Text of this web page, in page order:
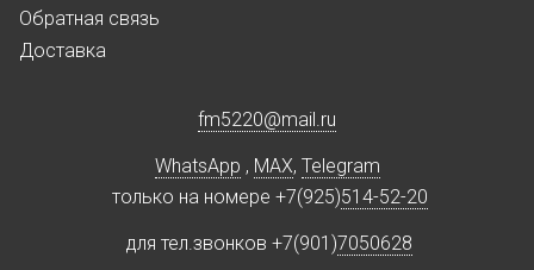
Обратная связь
Доставка
fm5220@mail.ru
WhatsApp , MAX, Telegram
только на номере +7(925)514-52-20
для тел.звонков +7(901)7050628